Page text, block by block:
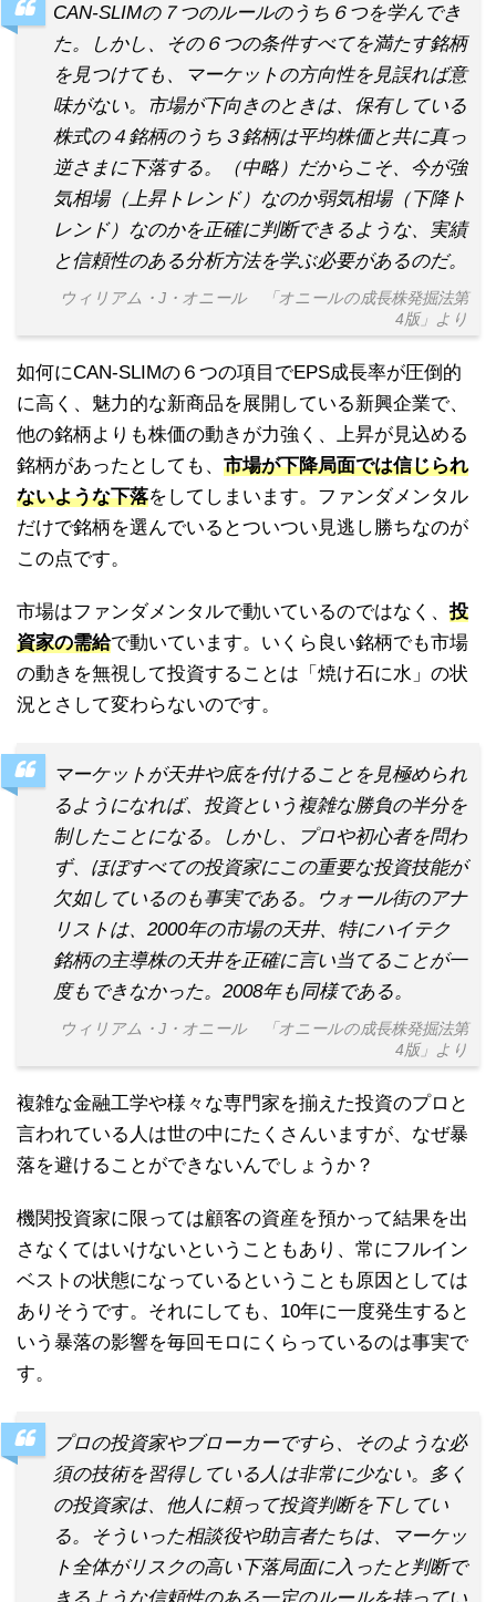
CAN-SLIMの７つのルールのうち６つを学んでき
た。しかし、その６つの条件すべてを満たす銘柄
を見つけても、マーケットの方向性を見誤れば意
味がない。市場が下向きのときは、保有している
株式の４銘柄のうち３銘柄は平均株価と共に真っ
逆さまに下落する。（中略）だからこそ、今が強
気相場（上昇トレンド）なのか弱気相場（下降ト
レンド）なのかを正確に判断できるような、実績
と信頼性のある分析方法を学ぶ必要があるのだ。
ウィリアム・J・オニール 「オニールの成長株発掘法第
4版」より
如何にCAN-SLIMの６つの項目でEPS成長率が圧倒的
に高く、魅力的な新商品を展開している新興企業で、
他の銘柄よりも株価の動きが力強く、上昇が見込める
銘柄があったとしても、 市場が下降局面では信じられ
ないような下落をしてしまいます。ファンダメンタル
だけで銘柄を選んでいるとついつい見逃し勝ちなのが
この点です。
市場はファンダメンタルで動いているのではなく、 投
資家の需給で動いています。いくら良い銘柄でも市場
の動きを無視して投資することは「焼け石に水」の状
況とさして変わらないのです。
マーケットが天井や底を付けることを見極められ
るようになれば、投資という複雑な勝負の半分を
制したことになる。しかし、プロや初心者を問わ
ず、ほぼすべての投資家にこの重要な投資技能が
欠如しているのも事実である。ウォール街のアナ
リストは、2000年の市場の天井、特にハイテク
銘柄の主導株の天井を正確に言い当てることが一
度もできなかった。2008年も同様である。
ウィリアム・J・オニール 「オニールの成長株発掘法第
4版」より
複雑な金融工学や様々な専門家を揃えた投資のプロと
言われている人は世の中にたくさんいますが、なぜ暴
落を避けることができないんでしょうか？
機関投資家に限っては顧客の資産を預かって結果を出
さなくてはいけないということもあり、常にフルイン
ベストの状態になっているということも原因としては
ありそうです。それにしても、10年に一度発生すると
いう暴落の影響を毎回モロにくらっているのは事実で
す。
プロの投資家やブローカーですら、そのような必
須の技術を習得している人は非常に少ない。多く
の投資家は、他人に頼って投資判断を下してい
る。そういった相談役や助言者たちは、マーケッ
ト全体がリスクの高い下落局面に入ったと判断で